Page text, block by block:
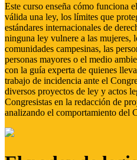
Este curso enseña cómo funciona
válida una ley, los límites que
estándares internacionales de
ninguna ley vulnere a las mujeres,
comunidades campesinas, las
personas mayores o el medio
con la guía experta de quienes
trabajo de incidencia ante el
diversos proyectos de ley y actos
Congresistas en la redacción de
analizando el comportamiento del